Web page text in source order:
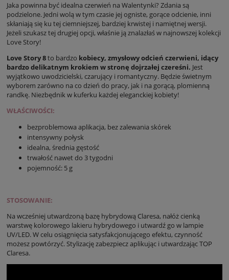
Jaka powinna być idealna czerwień na Walentynki? Zdania są
podzielone. Jedni wolą w tym czasie jej ogniste, gorące odcienie, inni
skłaniają się ku tej ciemniejszej, bardziej krwistej i namiętnej wersji.
Jeżeli szukasz tej drugiej opcji, właśnie ją znalazłaś w najnowszej kolekcji
Love Story!
Love Story 8to bardzo kobiecy, zmysłowy odcień czerwieni, idący
bardzo delikatnym krokiem w stronę dojrzałej czereśni. Jest
wyjątkowo uwodzicielski, czarujący i romantyczny. Będzie świetnym
wyborem zarówno na co dzień do pracy, jak i na gorącą, plomienną
randkę. Niezbędnik w kuferku każdej eleganckiej kobiety!
WŁAŚCIWOŚCI:
bezproblemowa aplikacja, bez zalewania skórek
intensywny połysk
idealna, średnia gęstość
trwałość nawet do 3 tygodni
pojemność: 5 g
STOSOWANIE:
Na wcześniej utwardzoną bazę hybrydową Claresa, nałóż cienką
warstwę kolorowego lakieru hybrydowego i utwardź go w lampie
UV/LED. W celu osiągnięcia satysfakcjonującego efektu, czynność
możesz powtórzyć. Stylizację zabezpiecz aplikując i utwardzając TOP
Claresa.